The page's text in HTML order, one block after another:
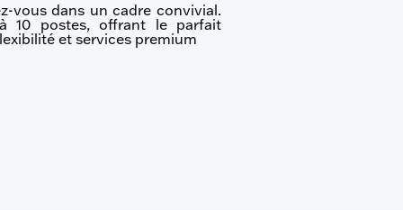
vous dans un cadre convivial.
10 postes, offrant le parfait
et services premium